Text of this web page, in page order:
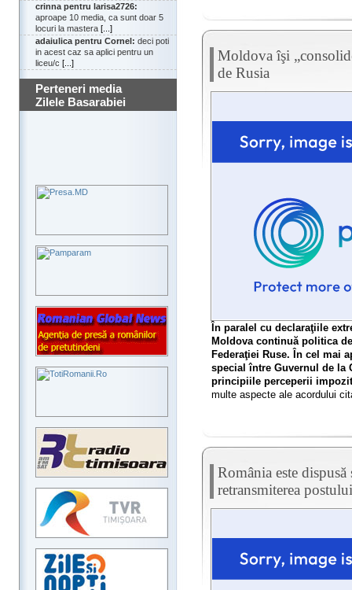
crinna pentru larisa2726:
aproape 10 media, ca sunt doar 5
locuri la mastera [...]
adaiulica pentru Cornel: deci poti
in acest caz sa aplici pentru un
liceu/c [...]
Perteneri media
Zilele Basarabiei
Moldova îşi
de Rusia
În paralel cu declaraţiile
Moldova continuă politica
Federaţiei Ruse. În cel mai
special între Guvernul de la
principiile perceperii
multe aspecte ale acordului
România este
retransmiterea